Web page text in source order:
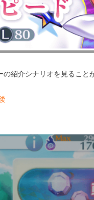
紹介シナリオを見るこ